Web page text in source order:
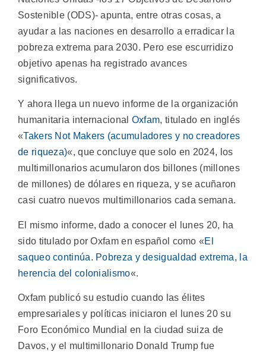
Sostenible (ODS)- apunta, entre otras cosas, a
ayudar a las naciones en desarrollo a erradicar la
pobreza extrema para 2030. Pero ese escurridizo
objetivo apenas ha registrado avances
significativos.
Y ahora llega un nuevo informe de la organización
humanitaria internacional Oxfam, titulado en inglés
«Takers Not Makers (acumuladores y no creadores
de riqueza)«, que concluye que solo en 2024, los
multimillonarios acumularon dos billones (millones
de millones) de dólares en riqueza, y se acuñaron
casi cuatro nuevos multimillonarios cada semana.
El mismo informe, dado a conocer el lunes 20, ha
sido titulado por Oxfam en español como «El
saqueo continúa. Pobreza y desigualdad extrema, la
herencia del colonialismo«.
Oxfam publicó su estudio cuando las élites
empresariales y políticas iniciaron el lunes 20 su
Foro Económico Mundial en la ciudad suiza de
Davos, y el multimillonario Donald Trump fue